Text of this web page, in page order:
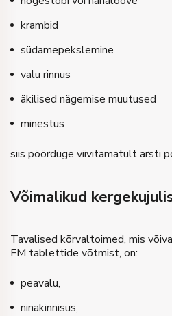
krambid
südamepekslemine
valu rinnus
äkilised nägemise muutused
minestus
siis pöörduge viivitamatult arsti
Võimalikud
Tavalised kõrvaltoimed, mis
FM tablettide võtmist, on:
peavalu,
ninakinnisus,